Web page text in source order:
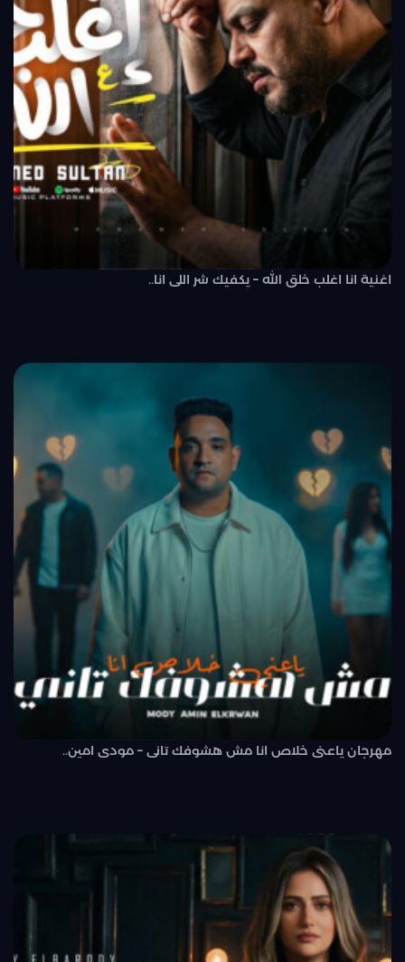
اغنية انا اغلب خلق الله – يكفيك شر اللى انا..
مهرجان ياعنى خلاص انا مش هشوفك تانى – مودى امين..